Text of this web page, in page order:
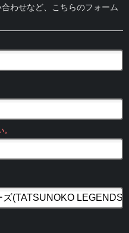
わせなど、こちらのフォーム